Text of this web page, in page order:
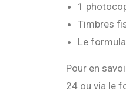
1
Timbres
Le
Pour en
24 ou via le